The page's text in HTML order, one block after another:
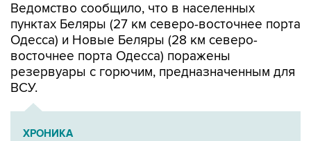
Ведомство сообщило, что в населенных
пунктах Беляры (27 км северо-восточнее порта
Одесса) и Новые Беляры (28 км северо-
восточнее порта Одесса) поражены
резервуары с горючим, предназначенным для
ВСУ.
ХРОНИКА